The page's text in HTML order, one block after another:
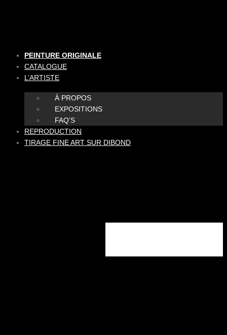
PEINTURE ORIGINALE
CATALOGUE
L’ARTISTE
À PROPOS
EXPOSITIONS
FAQ’S
REPRODUCTION
TIRAGE FINE ART SUR DIBOND